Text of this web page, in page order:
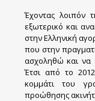
Έχοντας
εξωτερικό και
στην Ελληνική
που στην
ασχοληθώ και να
Έτσι από το
κομμάτι του
προώθησης